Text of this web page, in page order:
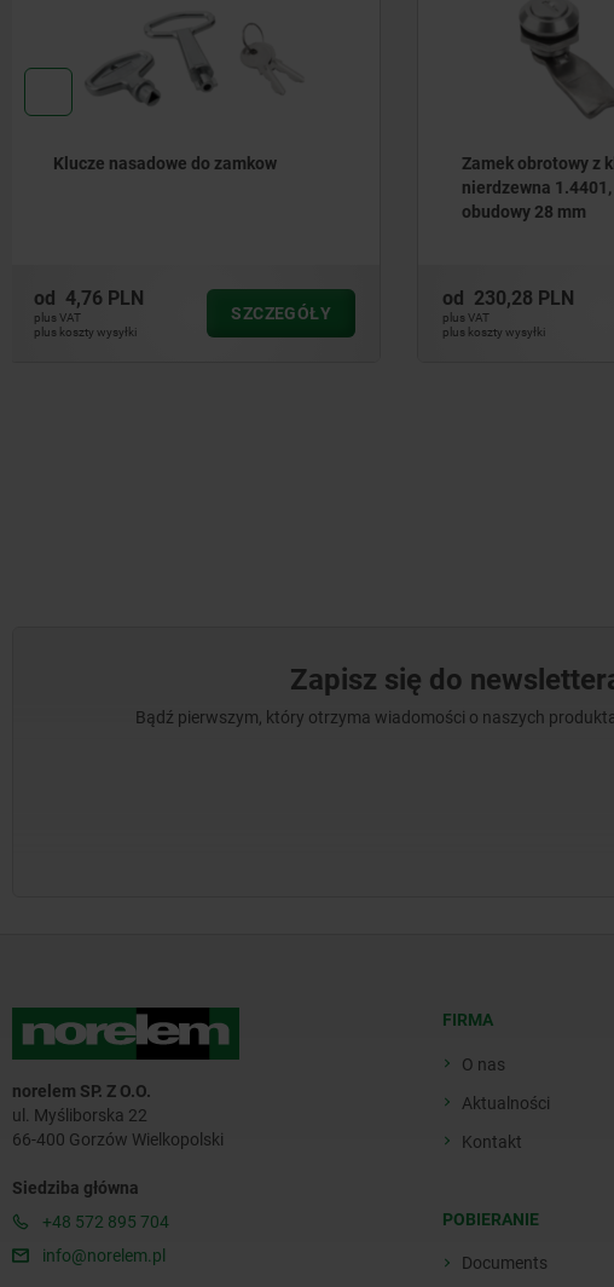
Zamek obrotowy z kluczem, stal
od230,28 PLN
plus VAT
plus koszty wysyłki
SZCZEGÓŁY
Zamek obrotowy
nierdzewnej z
z kluczem,
od163,23 PLN
plus VAT
plus koszty wysyłki
Zapisz się do
Bądź pierwszym, który otrzyma wiadomości o naszych
norelem SP. Z O.O.
ul. Myśliborska 22
66-400 Gorzów Wielkopolski
Siedziba główna
+48 572 895 704
info@norelem.pl
FIRMA
O nas
Aktualności
Kontakt
POBIERANIE
Documents